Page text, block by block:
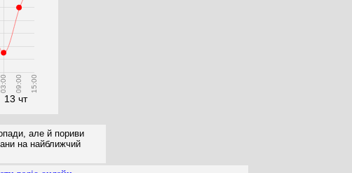
13 чт
03:00 09:00 15:00
але й пориви
на найближчий